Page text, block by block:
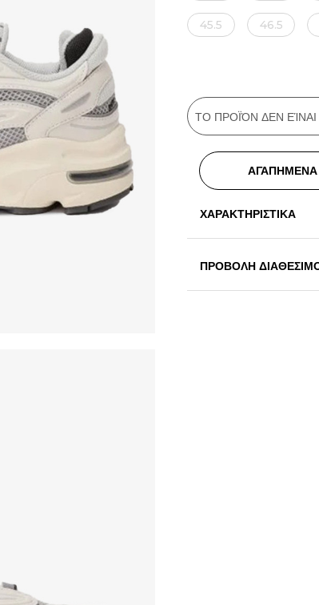
45.5 46.5
ΤΟ ΠΡΟΪΌΝ ΔΕΝ
ΑΓΑΠΗΜΕΝΑ
ΧΑΡΑΚΤΗΡΙΣΤΙΚΑ
ΠΡΟΒΟΛΗ